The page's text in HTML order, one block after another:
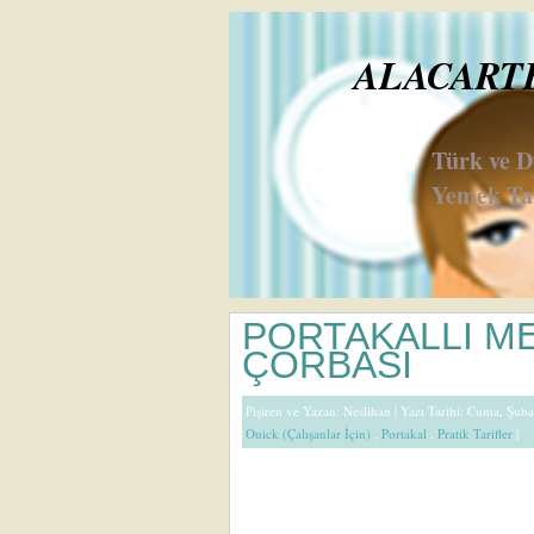
Türk ve
Yemek
PORTAKALLI
ÇORBASI
Pişiren ve Yazan: Neslihan | Yazı Tarihi: Cuma,
Ouick (Çalışanlar İçin) , Portakal , Pratik Tarifler |